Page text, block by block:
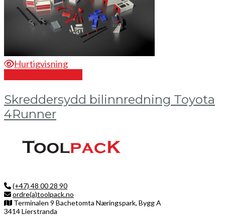
Hurtigvisning
Skreddersydd bilinnredning Toyota
4Runner
(+47) 48 00 28 90
ordre(a)toolpack.no
Terminalen 9 Bachetomta Næringspark, Bygg A
3414 Lierstranda